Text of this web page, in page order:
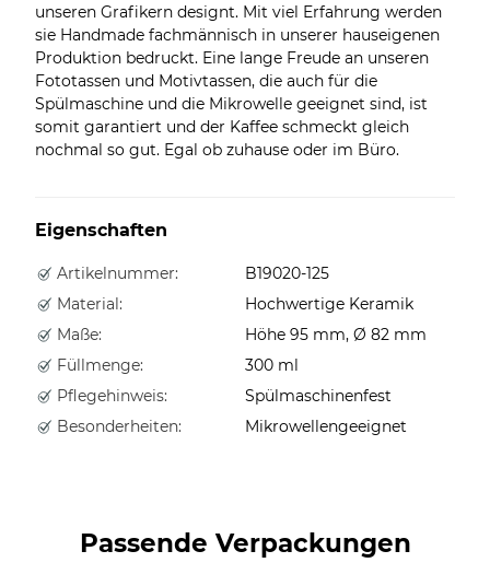
unseren Grafikern designt. Mit viel Erfahrung werden
sie Handmade fachmännisch in unserer hauseigenen
Produktion bedruckt. Eine lange Freude an unseren
Fototassen und Motivtassen, die auch für die
Spülmaschine und die Mikrowelle geeignet sind, ist
somit garantiert und der Kaffee schmeckt gleich
nochmal so gut. Egal ob zuhause oder im Büro.
Eigenschaften
Artikelnummer:
B19020-125
Material:
Hochwertige Keramik
Maße:
Höhe 95 mm, Ø 82 mm
Füllmenge:
300 ml
Pflegehinweis:
Spülmaschinenfest
Besonderheiten:
Mikrowellengeeignet
Passende Verpackungen